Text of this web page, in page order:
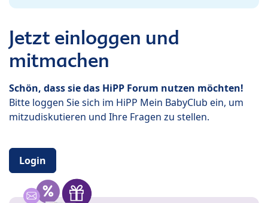
Jetzt einloggen und
mitmachen
Schön, dass sie das HiPP Forum nutzen möchten!
Bitte loggen Sie sich im HiPP Mein BabyClub ein, um
mitzudiskutieren und Ihre Fragen zu stellen.
Login